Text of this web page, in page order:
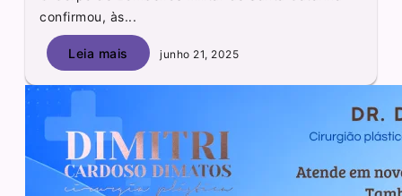
confirmou, às...
Leia mais junho 21, 2025